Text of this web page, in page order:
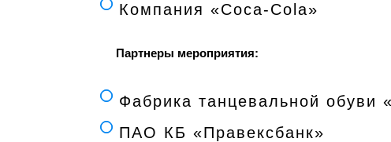
Компания «Coca-Cola»
Партнеры мероприятия:
Фабрика танцевальной обуви
ПАО КБ «Правексбанк»